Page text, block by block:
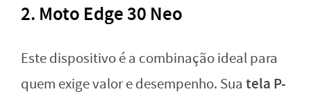
2. Moto Edge 30 Neo
Este dispositivo é a combinação ideal para
quem exige valor e desempenho. Sua tela P-